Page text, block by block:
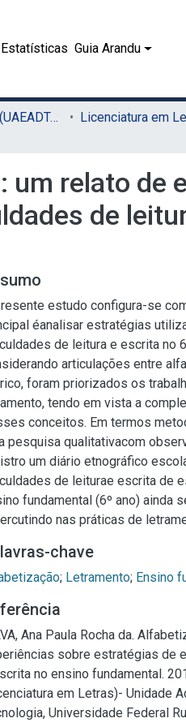
Estatísticas Guia Arandu
02.1 - Graduação (UAEADTec)
relato de
de
estudo configura-se
éanalisar estratégias
de leitura e escrita no
articulações entre
foram priorizados os
tendo em vista a
conceitos. Em termos
pesquisa qualitativacom
um diário etnográfico
de leiturae escrita de
fundamental (6º ano) ainda
nas práticas de
chave
; Letramento; Ensino
Ana Paula Rocha da.
sobre estratégias de
no ensino fundamental.
em Letras)- Unidade
Universidade Federal